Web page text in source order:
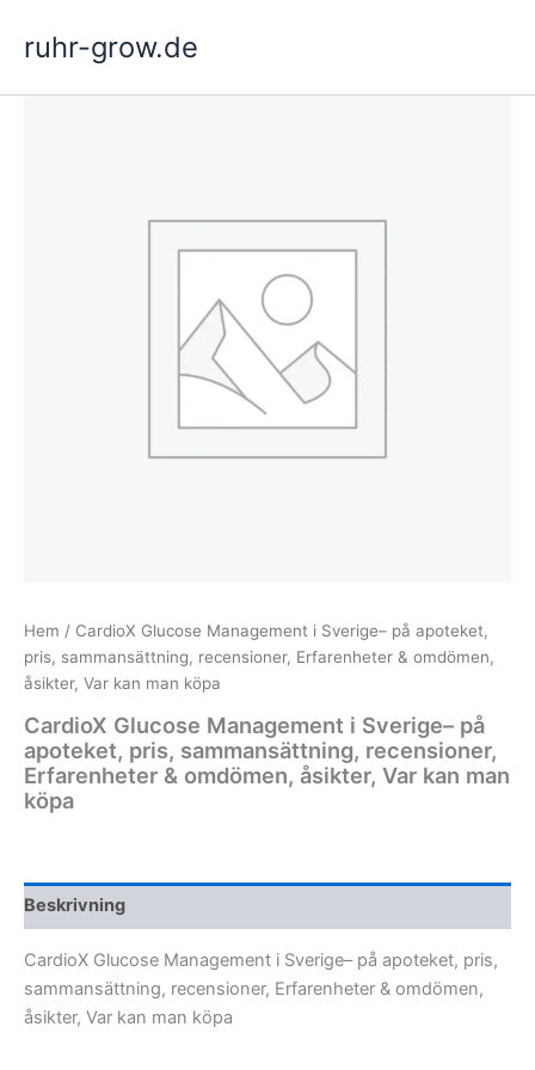
ruhr-grow.de
Hem / CardioX Glucose Management i Sverige– på apoteket,
pris, sammansättning, recensioner, Erfarenheter & omdömen,
åsikter, Var kan man köpa
CardioX Glucose Management i Sverige– på
apoteket, pris, sammansättning, recensioner,
Erfarenheter & omdömen, åsikter, Var kan man
köpa
Beskrivning
CardioX Glucose Management i Sverige– på apoteket, pris,
sammansättning, recensioner, Erfarenheter & omdömen,
åsikter, Var kan man köpa